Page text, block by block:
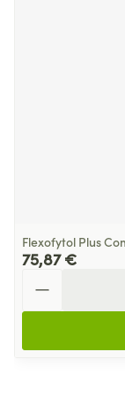
Flexofytol Plus
75,87 €